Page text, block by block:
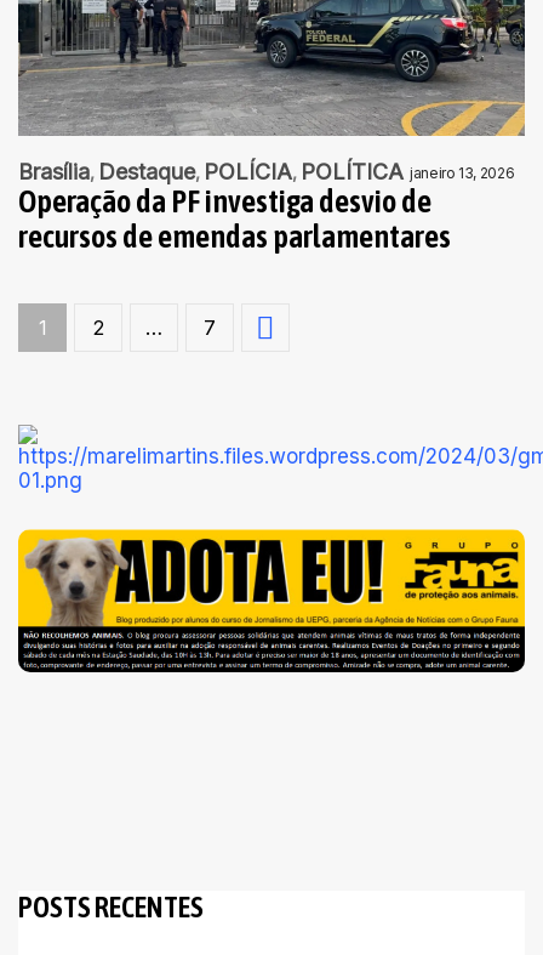
Brasília Destaque POLÍCIA POLÍTICA janeiro 13, 2026
Operação da PF investiga desvio de
recursos de emendas parlamentares
1 2 … 7
POSTS RECENTES